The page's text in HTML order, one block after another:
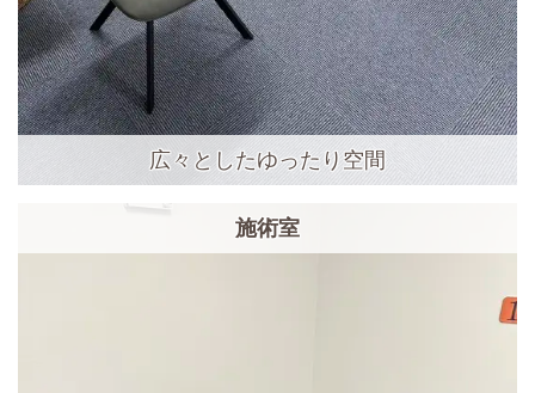
広々としたゆったり空間
施術室